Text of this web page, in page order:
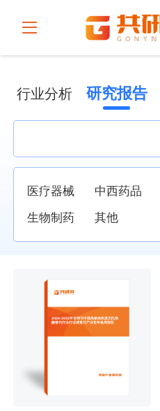
行业分析 研究报告
医疗器械 中西药品
生物制药
其他
2026-2032年全球与中国高歇病和庞贝氏病
酶替代疗法行业调查与产业竞争格局报告